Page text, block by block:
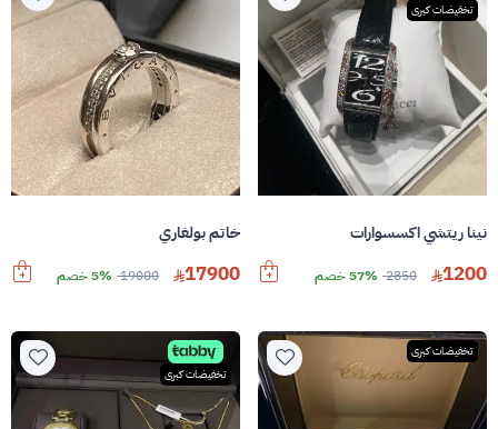
تخفيضات كبرى
نينا ريتشي اكسسوارات
1200
2850 57% خصم
خاتم بولغاري
17900
19000 5% خصم
تخفيضات كبرى
تخفيضات كبرى